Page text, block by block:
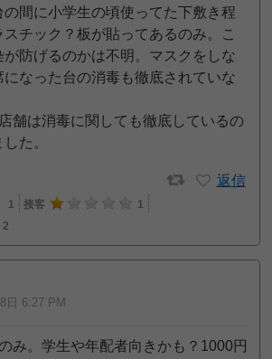
の間に小学生の頃使ってた下敷き程
チック？板が貼ってあるのみ。こ
防げるのかは不明。マスクをしな
なった台の消毒も徹底されていな
舗は消毒に関しても徹底しているの
た。
返信
1 接客
1
2
日 6:27 PM
み。学生や年配者向きかも？1000円